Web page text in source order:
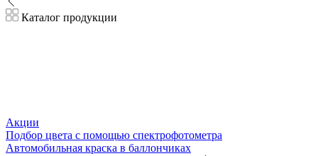
Каталог продукции
Акции
Подбор цвета с помощью спектрофотометра
Автомобильная краска в баллончиках